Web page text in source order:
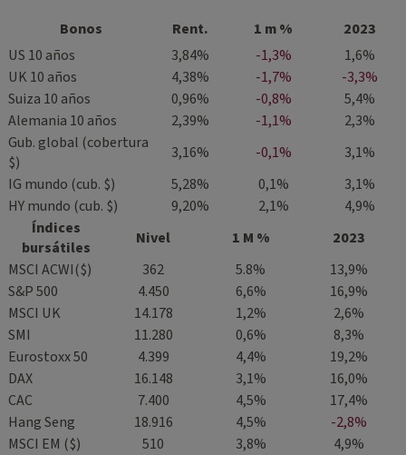
Bonos
Rent. 1 m %
2023
US 10 años
3,84% -1,3%
1,6%
UK 10 años
4,38% -1,7%
-3,3%
Suiza 10 años
0,96% -0,8%
5,4%
Alemania 10 años
2,39% -1,1%
2,3%
Gub. global (cobertura
$)
3,16% -0,1%
3,1%
IG mundo (cub. $)
5,28% 0,1%
3,1%
HY mundo (cub. $)
9,20% 2,1%
4,9%
Índices
bursátiles
Nivel 1 M %
2023
MSCI ACWI($)
362 5.8%
13,9%
S&P 500
4.450 6,6%
16,9%
MSCI UK
14.178 1,2%
2,6%
SMI
11.280 0,6%
8,3%
Eurostoxx 50
4.399 4,4%
19,2%
DAX
16.148 3,1%
16,0%
CAC
7.400 4,5%
17,4%
Hang Seng
18.916 4,5%
-2,8%
MSCI EM ($)
510 3,8%
4,9%